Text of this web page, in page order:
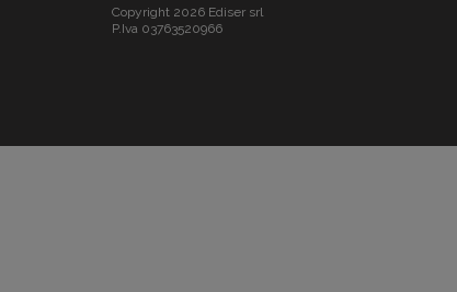
Copyright 2026 Ediser srl
P.Iva 03763520966